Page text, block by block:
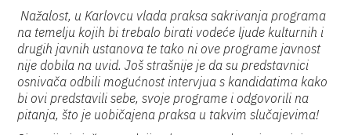
Nažalost, u Karlovcu vlada praksa sakrivanja programa
na temelju kojih bi trebalo birati vodeće ljude kulturnih i
drugih javnih ustanova te tako ni ove programe javnost
nije dobila na uvid. Još strašnije je da su predstavnici
osnivača odbili mogućnost intervjua s kandidatima kako
bi ovi predstavili sebe, svoje programe i odgovorili na
pitanja, što je uobičajena praksa u takvim slučajevima!